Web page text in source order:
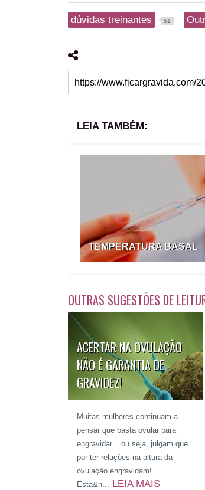
dúvidas treinantes 51
LEIA TAMBÉM:
TEMPERATURA BASAL
OUTRAS SUGESTÕES DE
ACERTAR NA OVULAÇÃO
NÃO É GARANTIA DE
GRAVIDEZ!
Muitas mulheres continuam a
pensar que basta ovular para
engravidar... ou seja, julgam que
por ter relações na altura da
ovulação engravidam!
Esta&n...
LEIA MAIS